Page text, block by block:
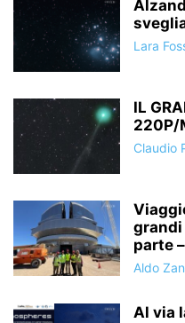
Lara
IL
220P/
Claudio
grandi
parte
Aldo
Al via